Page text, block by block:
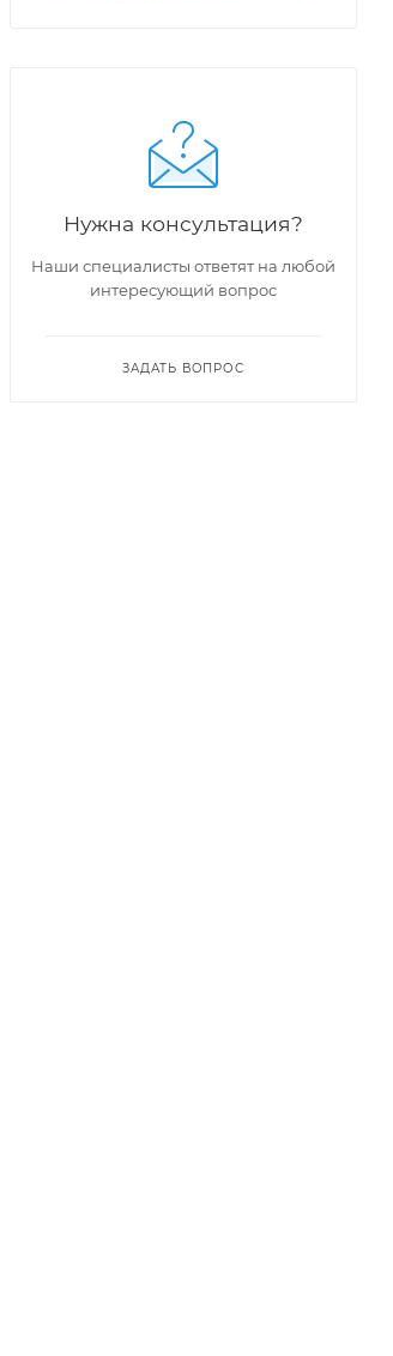
Нужна консультация?
Наши специалисты ответят на любой
интересующий вопрос
ЗАДАТЬ ВОПРОС